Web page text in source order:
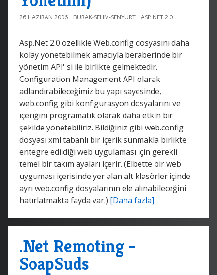
26 HAZIRAN 2006 BURAK-SELIM-SENYURT ASP.NET 2.0
Asp.Net 2.0 özellikle Web.config dosyasını daha
kolay yönetebilmek amacıyla beraberinde bir
yönetim API' si ile birlikte gelmektedir.
Configuration Management API olarak
adlandırabileceğimiz bu yapı sayesinde,
web.config gibi konfigurasyon dosyalarını ve
içeriğini programatik olarak daha etkin bir
şekilde yönetebiliriz. Bildiğiniz gibi web.config
dosyası xml tabanlı bir içerik sunmakla birlikte
entegre edildiği web uygulaması için gerekli
temel bir takım ayaları içerir. (Elbette bir web
uyguması içerisinde yer alan alt klasörler içinde
ayrı web.config dosyalarının ele alınabileceğini
hatırlatmakta fayda var.) [Daha fazla]
.Net Remoting -
SoapSuds